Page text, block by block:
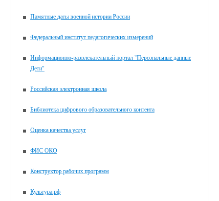
Памятные даты военной истории России
Федеральный институт педагогических измерений
Информационно-развлекательный портал "Персональные данные
Дети"
Российская электронная школа
Библиотека цифрового образовательного контента
Оценка качества услуг
ФИС ОКО
Конструктор рабочих программ
Культура.рф